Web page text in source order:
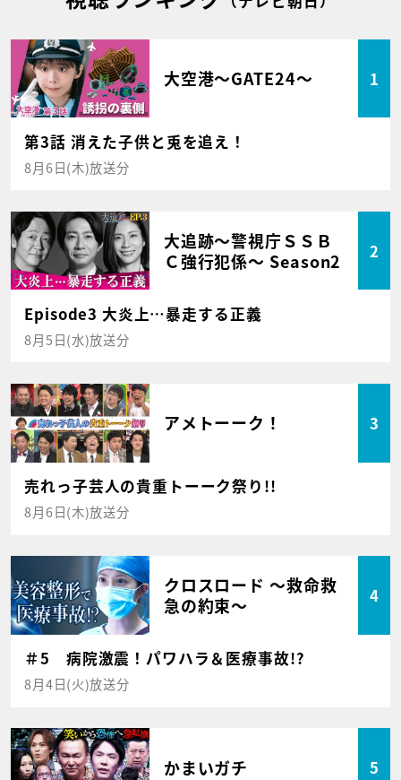
大空港～GATE24～ 1
第3話 消えた子供と兎を追え！
8月6日(木)放送分
大追跡～警視庁ＳＳＢ
Ｃ強行犯係～ Season2
2
Episode3 大炎上…暴走する正義
8月5日(水)放送分
アメトーーク！ 3
売れっ子芸人の貴重トーーク祭り!!
8月6日(木)放送分
クロスロード ～救命救
急の約束～
4
＃5 病院激震！パワハラ＆医療事故!?
8月4日(火)放送分
かまいガチ 5